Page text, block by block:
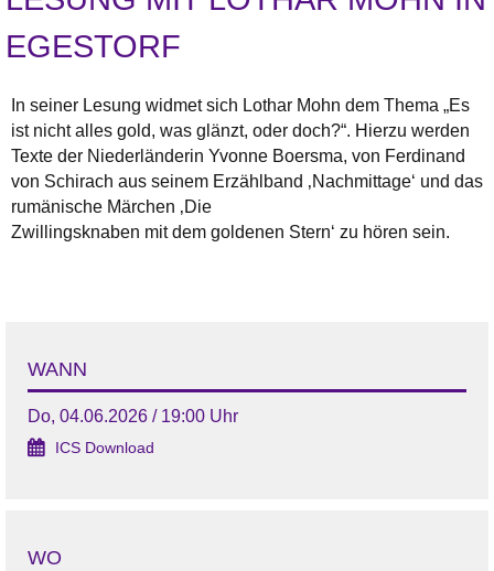
EGESTORF
In seiner Lesung widmet sich Lothar Mohn dem Thema „Es
ist nicht alles gold, was glänzt, oder doch?“. Hierzu werden
Texte der Niederländerin Yvonne Boersma, von Ferdinand
von Schirach aus seinem Erzählband ‚Nachmittage‘ und das
rumänische Märchen ‚Die
Zwillingsknaben mit dem goldenen Stern‘ zu hören sein.
WANN
Do, 04.06.2026 / 19:00 Uhr
ICS Download
WO